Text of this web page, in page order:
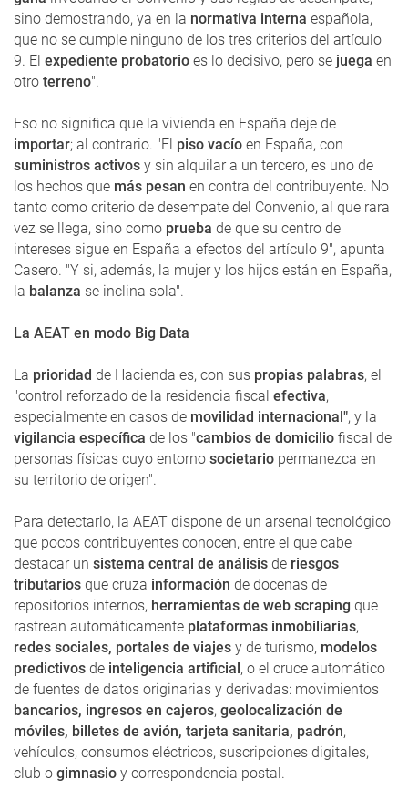
sino demostrando, ya en la normativa interna española,
que no se cumple ninguno de los tres criterios del artículo
9. El expediente probatorio es lo decisivo, pero se juega en
otro terreno".
Eso no significa que la vivienda en España deje de
importar; al contrario. "El piso vacío en España, con
suministros activos y sin alquilar a un tercero, es uno de
los hechos que más pesan en contra del contribuyente. No
tanto como criterio de desempate del Convenio, al que rara
vez se llega, sino como prueba de que su centro de
intereses sigue en España a efectos del artículo 9", apunta
Casero. "Y si, además, la mujer y los hijos están en España,
la balanza se inclina sola".
La AEAT en modo Big Data
La prioridad de Hacienda es, con sus propias palabras, el
"control reforzado de la residencia fiscal efectiva,
especialmente en casos de movilidad internacional", y la
vigilancia específica de los "cambios de domicilio fiscal de
personas físicas cuyo entorno societario permanezca en
su territorio de origen".
Para detectarlo, la AEAT dispone de un arsenal tecnológico
que pocos contribuyentes conocen, entre el que cabe
destacar un sistema central de análisis de riesgos
tributarios que cruza información de docenas de
repositorios internos, herramientas de web scraping que
rastrean automáticamente plataformas inmobiliarias,
redes sociales, portales de viajes y de turismo, modelos
predictivos de inteligencia artificial, o el cruce automático
de fuentes de datos originarias y derivadas: movimientos
bancarios, ingresos en cajeros, geolocalización de
móviles, billetes de avión, tarjeta sanitaria, padrón,
vehículos, consumos eléctricos, suscripciones digitales,
club o gimnasio y correspondencia postal.